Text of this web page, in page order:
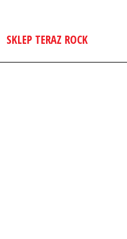
SKLEP TERAZ ROCK